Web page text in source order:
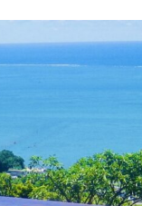
歴史を知ると見え